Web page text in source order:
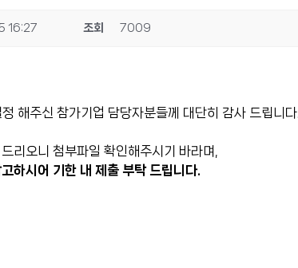
16:27 조회 7009
해주신 참가기업 담당자분들께 대단히 감사 드립니다.
리오니 첨부파일 확인해주시기 바라며,
하시어 기한 내 제출 부탁 드립니다.